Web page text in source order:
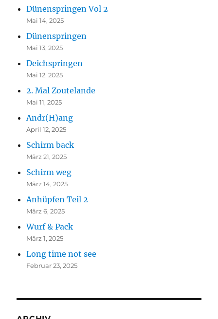
Dünenspringen Vol 2
Mai 14, 2025
Dünenspringen
Mai 13, 2025
Deichspringen
Mai 12, 2025
2. Mal Zoutelande
Mai 11, 2025
Andr(H)ang
April 12, 2025
Schirm back
März 21, 2025
Schirm weg
März 14, 2025
Anhüpfen Teil 2
März 6, 2025
Wurf & Pack
März 1, 2025
Long time not see
Februar 23, 2025